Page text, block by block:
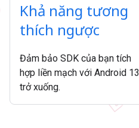
Khả năng tương
thích ngược
Đảm bảo SDK của bạn tích
hợp liền mạch với Android 13
trở xuống.